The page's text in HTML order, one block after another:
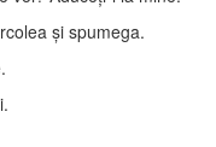
şi spumega.